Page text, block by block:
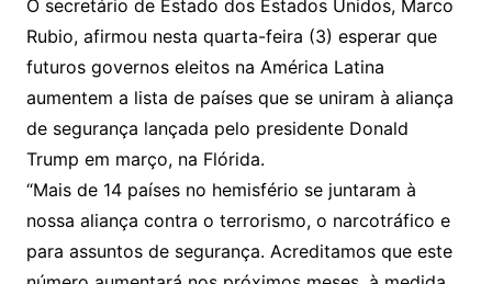
O secretário de Estado dos Estados Unidos, Marco
Rubio, afirmou nesta quarta-feira (3) esperar que
futuros governos eleitos na América Latina
aumentem a lista de países que se uniram à aliança
de segurança lançada pelo presidente Donald
Trump em março, na Flórida.
“Mais de 14 países no hemisfério se juntaram à
nossa aliança contra o terrorismo, o narcotráfico e
para assuntos de segurança. Acreditamos que este